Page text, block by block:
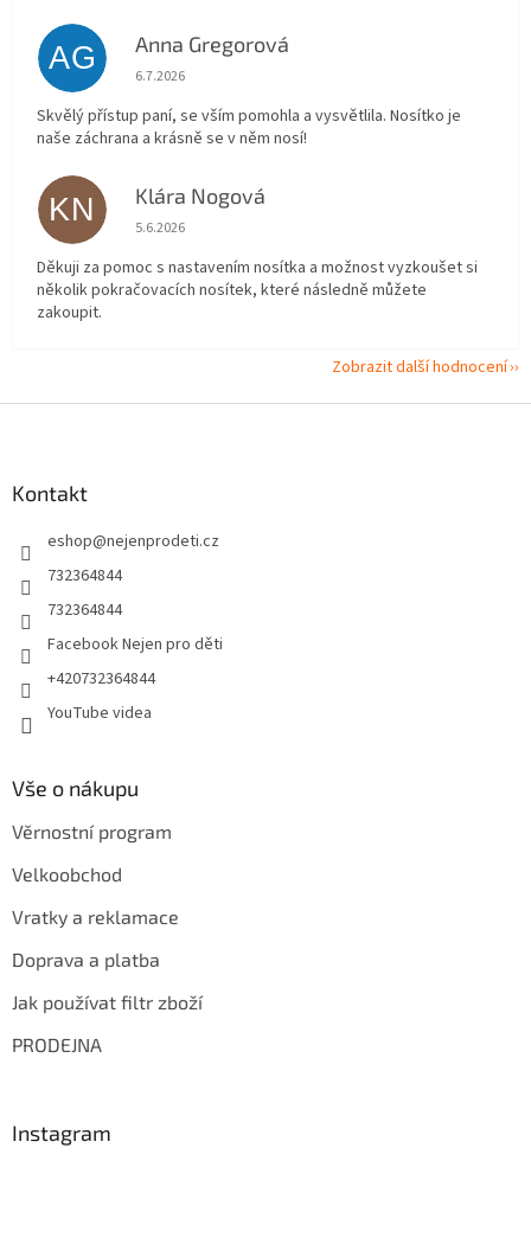
AG Anna Gregorová
Hodnocení obchodu je 5 z 5 hvězdiček.
6.7.2026
Skvělý přístup paní, se vším pomohla a vysvětlila. Nosítko je
naše záchrana a krásně se v něm nosí!
KN Klára Nogová
Hodnocení obchodu je 5 z 5 hvězdiček.
5.6.2026
Děkuji za pomoc s nastavením nosítka a možnost vyzkoušet si
několik pokračovacích nosítek, které následně můžete
zakoupit.
Zobrazit další hodnocení
Kontakt
eshop@nejenprodeti.cz
732364844
732364844
Facebook Nejen pro děti
+420732364844
YouTube videa
Vše o nákupu
Věrnostní program
Velkoobchod
Vratky a reklamace
Doprava a platba
Jak používat filtr zboží
PRODEJNA
Instagram